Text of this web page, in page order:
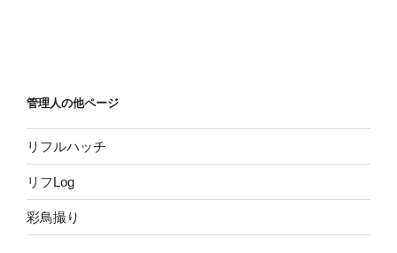
管理人の他ページ
リフルハッチ
リフLog
彩鳥撮り